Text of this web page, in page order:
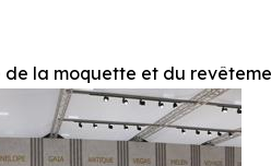
de la moquette et du